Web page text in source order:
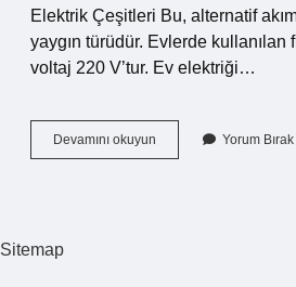
Elektrik Çeşitleri Bu, alternatif
yaygın türüdür. Evlerde kullanılan
voltaj 220 V’tur. Ev elektriği…
Devamını okuyun
Hangi
Yorum Bırak
Sitemap